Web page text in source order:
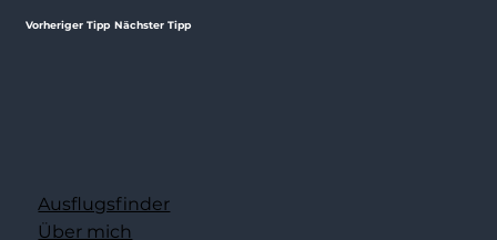
Vorheriger Tipp Nächster Tipp
Ausflugsfinder
Über mich